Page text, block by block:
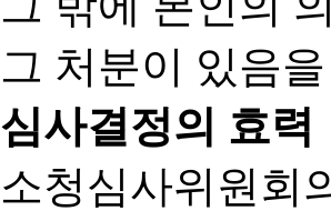
그 처분이 있음
심사결정의 효력
소청심사위원회